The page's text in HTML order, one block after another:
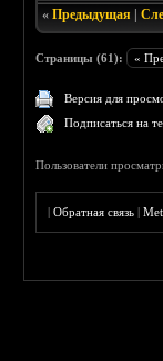
«Предыдущая |
Страницы (61): «
Версия для
Подписаться на
Пользователи
|Обратная связь |